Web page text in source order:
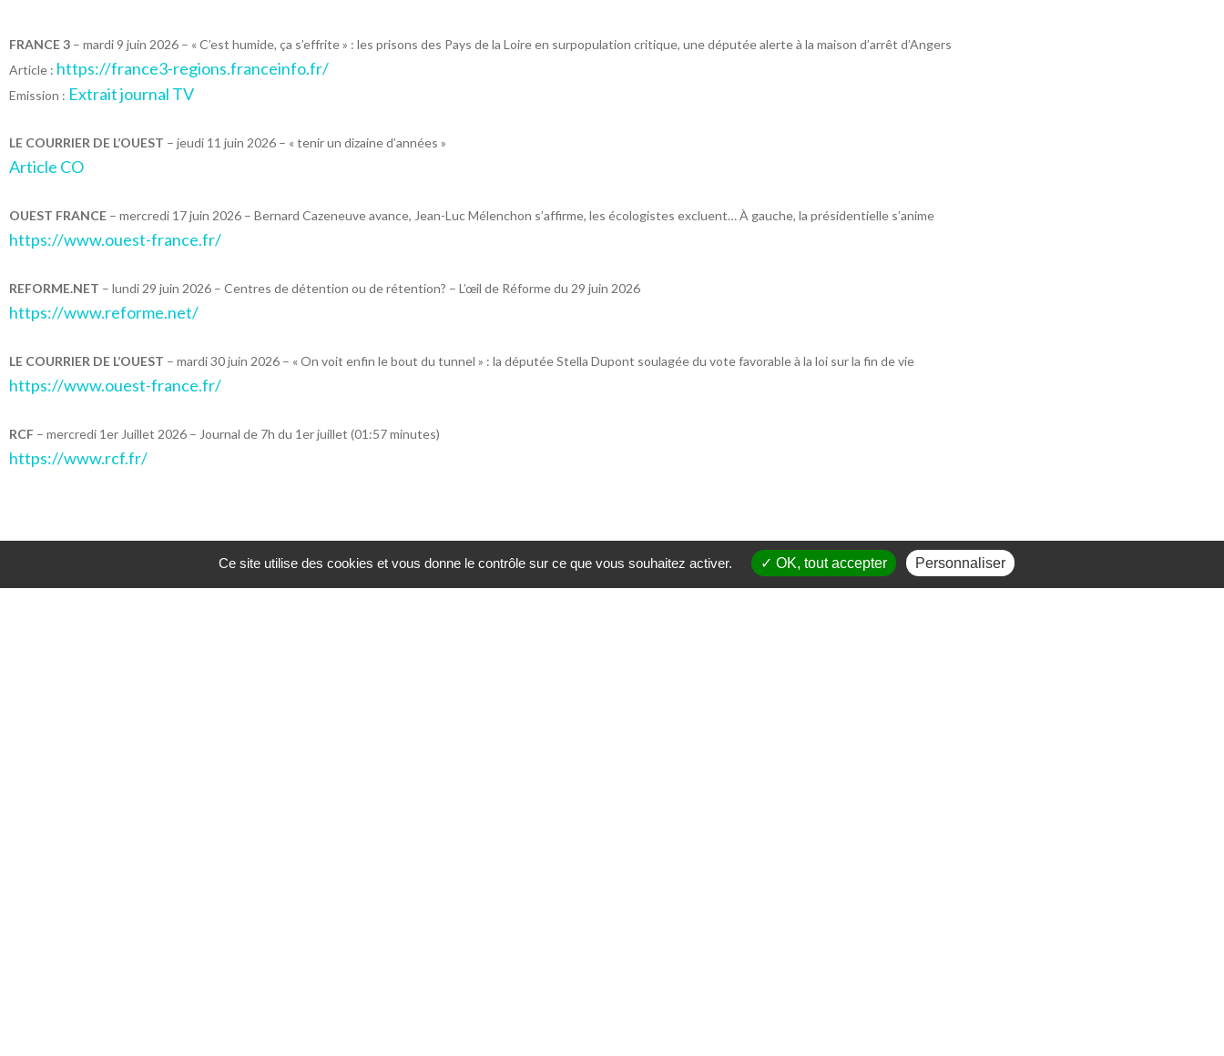
Ce site utilise des cookies et vous donne le contrôle sur ce que vous souhaitez activer. OK, tout accepter Personnaliser
FRANCE 3 – mardi 9 juin 2026 – « C’est humide, ça s’effrite » : les prisons des Pays de la Loire en surpopulation critique, une députée alerte à la maison d’arrêt d’Angers
Article : https://france3-regions.franceinfo.fr/
Emission : Extrait journal TV
LE COURRIER DE L’OUEST – jeudi 11 juin 2026 – « tenir un dizaine d’années »
Article CO
OUEST FRANCE – mercredi 17 juin 2026 – Bernard Cazeneuve avance, Jean-Luc Mélenchon s’affirme, les écologistes excluent… À gauche, la présidentielle s’anime
https://www.ouest-france.fr/
REFORME.NET – lundi 29 juin 2026 – Centres de détention ou de rétention? – L’œil de Réforme du 29 juin 2026
https://www.reforme.net/
LE COURRIER DE L’OUEST – mardi 30 juin 2026 – « On voit enfin le bout du tunnel » : la députée Stella Dupont soulagée du vote favorable à la loi sur la fin de vie
https://www.ouest-france.fr/
RCF – mercredi 1er Juillet 2026 – Journal de 7h du 1er juillet (01:57 minutes)
https://www.rcf.fr/